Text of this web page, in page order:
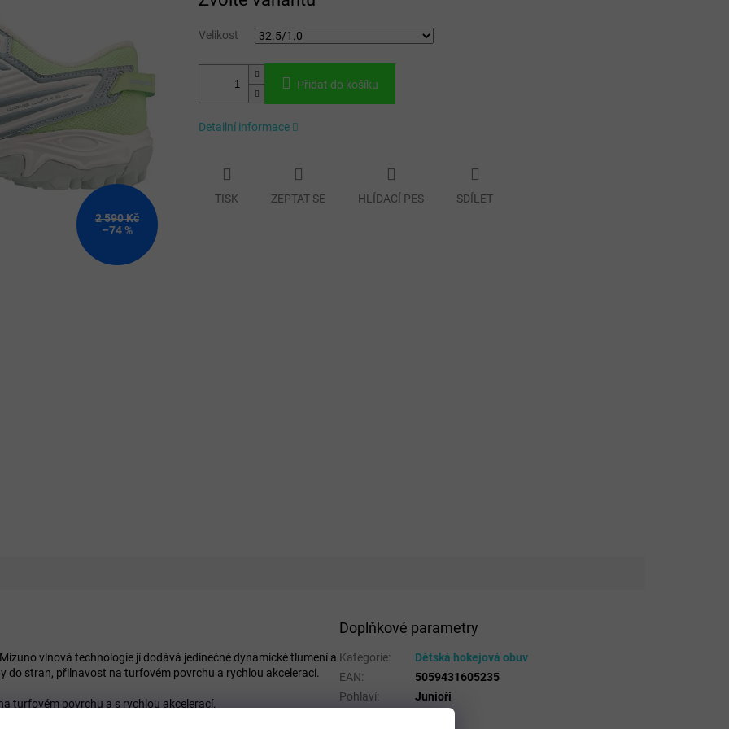
2 590 Kč
–74 %
Velikost
Přidat do košíku
Detailní informace
TISK ZEPTAT SE HLÍDACÍ PES SDÍLET
vlnová technologie jí dodává jedinečné dynamické tlumení a
do stran, přilnavost na turfovém povrchu a rychlou akceleraci.
turfovém povrchu a s rychlou akcelerací.
zpevnění a oporu pro pohyby do stran.
Doplňkové parametry
Kategorie:
Dětská hokejová obuv
EAN:
5059431605235
Pohlaví:
Junioři